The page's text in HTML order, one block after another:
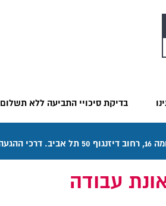
בדיקת סיכויי התביעה ללא תשלום
עבודה